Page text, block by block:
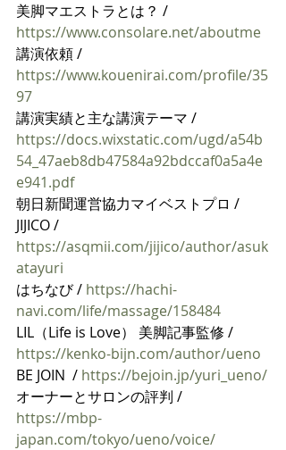
美脚マエストラとは？ /
https://www.consolare.net/aboutme
講演依頼 /
https://www.kouenirai.com/profile/35
97
講演実績と主な講演テーマ /
https://docs.wixstatic.com/ugd/a54b
54_47aeb8db47584a92bdccaf0a5a4e
e941.pdf
朝日新聞運営協力マイベストプロ /
JIJICO /
https://asqmii.com/jijico/author/asuk
atayuri
はちなび / https://hachi-
navi.com/life/massage/158484
LIL（Life is Love） 美脚記事監修 /
https://kenko-bijn.com/author/ueno
BE JOIN  / https://bejoin.jp/yuri_ueno/
オーナーとサロンの評判 /
https://mbp-
japan.com/tokyo/ueno/voice/